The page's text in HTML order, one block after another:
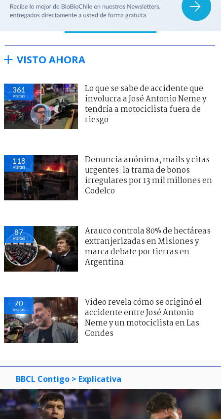
VISTO AHORA
361
visitas
Lo que se sabe de accidente que
involucra a José Antonio Neme y
tendría a motociclista fuera de
riesgo
118
visitas
Denuncia anónima, mails y citas
urgentes: la trama de bonos
irregulares por 13 mil millones en
Codelco
87
visitas
Arauco controla 80% de hectáreas
extranjerizadas en Misiones y
marca debate por tierras en
Argentina
70
visitas
Video revela cómo se originó el
accidente entre José Antonio
Neme y un motociclista en Las
Condes
BBCL Contigo > Explicativa